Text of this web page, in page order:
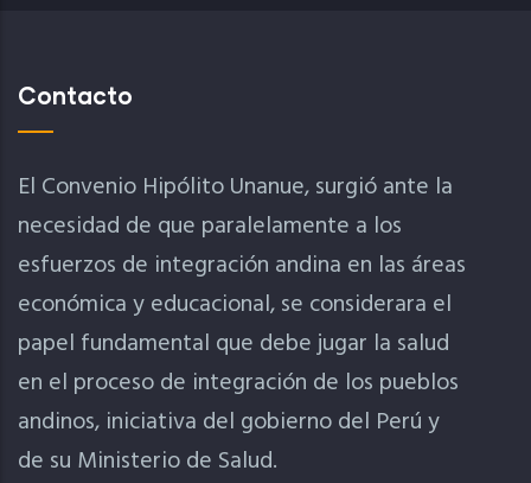
Contacto
El Convenio Hipólito Unanue, surgió ante la
necesidad de que paralelamente a los
esfuerzos de integración andina en las áreas
económica y educacional, se considerara el
papel fundamental que debe jugar la salud
en el proceso de integración de los pueblos
andinos, iniciativa del gobierno del Perú y
de su Ministerio de Salud.